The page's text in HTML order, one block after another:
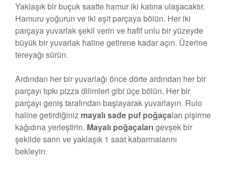
Yaklaşık bir buçuk saatte hamur iki katına ulaşacaktır.
Hamuru yoğurun ve iki eşit parçaya bölün. Her iki
parçaya yuvarlak şekil verin ve hafif unlu bir yüzeyde
büyük bir yuvarlak haline getirene kadar açın. Üzerine
tereyağı sürün.
Ardından her bir yuvarlağı önce dörte ardından her bir
parçayı tıpkı pizza dilimleri gibi üçe bölün. Her bir
parçayı geniş tarafından başlayarak yuvarlayın. Rulo
haline getirdiğiniz mayalı sade puf poğaçaları pişirme
kağıdına yerleştirin. Mayalı poğaçalarıgevşek bir
şekilde sarın ve yaklaşık 1 saat kabarmalarını
bekleyin.